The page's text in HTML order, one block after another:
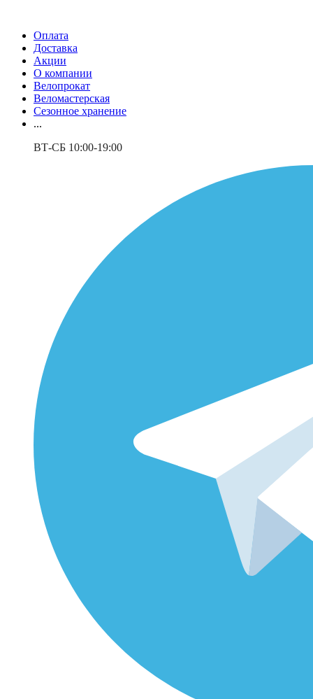
Оплата
Доставка
Акции
О компании
Велопрокат
Веломастерская
Сезонное хранение
...
ВТ-СБ 10:00-19:00